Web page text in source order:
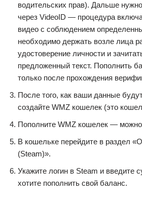
водительских прав). Дальше
через VideoID — процедура
видео с соблюдением
необходимо держать возле лица
удостоверение личности и
предложенный текст. Пополнить
только после прохождения
После того, как ваши данные
создайте WMZ кошелек (это
Пополните WMZ кошелек — можно
В кошельке перейдите в раздел
(Steam)».
Укажите логин в Steam и введите
хотите пополнить свой баланс.